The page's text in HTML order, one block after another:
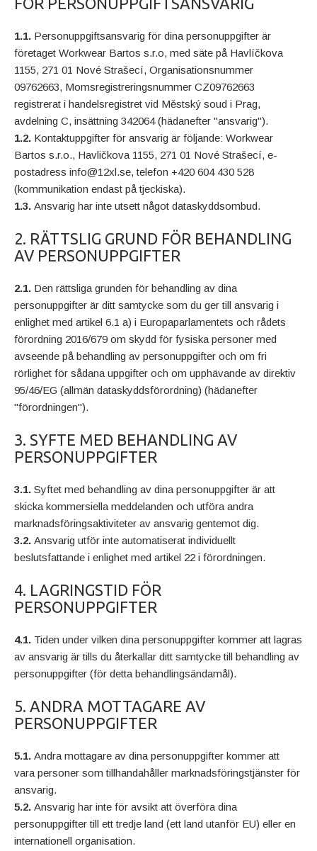
1.1. Personuppgiftsansvarig för dina personuppgifter är
företaget Workwear Bartos s.r.o, med säte på Havlíčkova
1155, 271 01 Nové Strašecí, Organisationsnummer
09762663, Momsregistreringsnummer CZ09762663
registrerat i handelsregistret vid Městský soud i Prag,
avdelning C, insättning 342064 (hädanefter "ansvarig").
1.2. Kontaktuppgifter för ansvarig är följande: Workwear
Bartos s.r.o., Havličkova 1155, 271 01 Nové Strašecí, e-
postadress info@12xl.se, telefon +420 604 430 528
(kommunikation endast på tjeckiska).
1.3.Ansvarig har inte utsett något dataskyddsombud.
2. RÄTTSLIG GRUND FÖR BEHANDLING
AV PERSONUPPGIFTER
2.1. Den rättsliga grunden för behandling av dina
personuppgifter är ditt samtycke som du ger till ansvarig i
enlighet med artikel 6.1 a) i Europaparlamentets och rådets
förordning 2016/679 om skydd för fysiska personer med
avseende på behandling av personuppgifter och om fri
rörlighet för sådana uppgifter och om upphävande av direktiv
95/46/EG (allmän dataskyddsförordning) (hädanefter
"förordningen").
3. SYFTE MED BEHANDLING AV
PERSONUPPGIFTER
3.1.Syftet med behandling av dina personuppgifter är att
skicka kommersiella meddelanden och utföra andra
marknadsföringsaktiviteter av ansvarig gentemot dig.
3.2.Ansvarig utför inte automatiserat individuellt
beslutsfattande i enlighet med artikel 22 i förordningen.
4. LAGRINGSTID FÖR
PERSONUPPGIFTER
4.1. Tiden under vilken dina personuppgifter kommer att lagras
av ansvarig är tills du återkallar ditt samtycke till behandling av
personuppgifter (för detta behandlingsändamål).
5. ANDRA MOTTAGARE AV
PERSONUPPGIFTER
5.1.Andra mottagare av dina personuppgifter kommer att
vara personer som tillhandahåller marknadsföringstjänster för
ansvarig.
5.2.Ansvarig har inte för avsikt att överföra dina
personuppgifter till ett tredje land (ett land utanför EU) eller en
internationell organisation.